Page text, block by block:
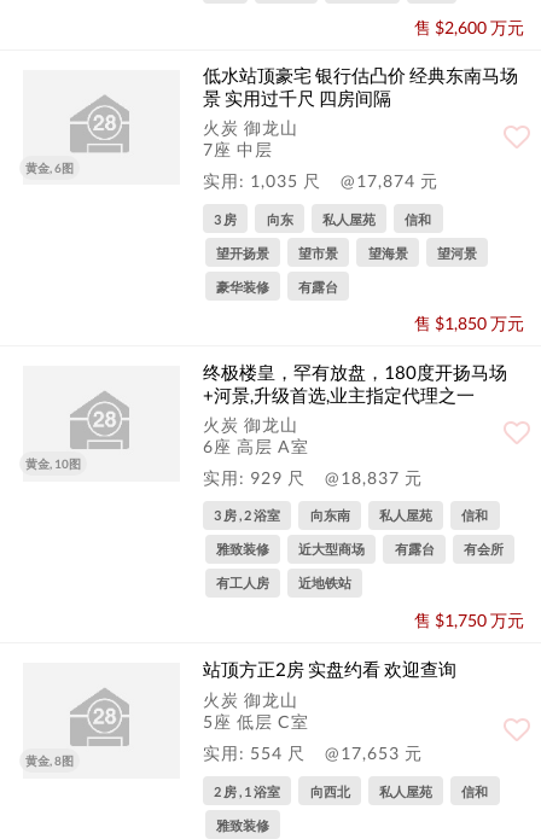
售 $2,600 万元
黄金, 6图
低水站顶豪宅 银行估凸价 经典东南马场
景 实用过千尺 四房间隔
火炭 御龙山
7座 中层
实用: 1,035 尺
@17,874 元
3 房 向东 私人屋苑 信和
望开扬景 望市景 望海景 望河景
豪华装修 有露台
售 $1,850 万元
黄金, 10图
终极楼皇，罕有放盘，180度开扬马场
+河景,升级首选,业主指定代理之一
火炭 御龙山
6座 高层 A室
实用: 929 尺
@18,837 元
3 房 , 2 浴室 向东南 私人屋苑 信和
雅致装修 近大型商场 有露台 有会所
有工人房 近地铁站
售 $1,750 万元
黄金, 8图
站顶方正2房 实盘约看 欢迎查询
火炭 御龙山
5座 低层 C室
实用: 554 尺
@17,653 元
2 房 , 1 浴室 向西北 私人屋苑 信和
雅致装修